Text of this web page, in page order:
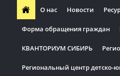
О нас Новости
Форма обращения граждан
КВАНТОРИУМ СИБИРЬ
Региональный центр детско-